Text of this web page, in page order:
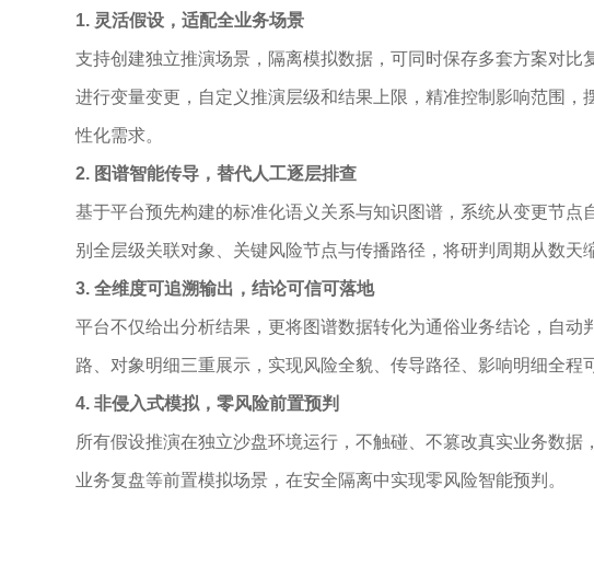
1. 灵活假设，适配全业务场景
支持创建独立推演场景，隔离模拟数据，可同时保存多套方案对
进行变量变更，自定义推演层级和结果上限，精准控制影响范围
性化需求。
2. 图谱智能传导，替代人工逐层排查
基于平台预先构建的标准化语义关系与知识图谱，系统从变更节
别全层级关联对象、关键风险节点与传播路径，将研判周期从数天
3. 全维度可追溯输出，结论可信可落地
平台不仅给出分析结果，更将图谱数据转化为通俗业务结论，自
路、对象明细三重展示，实现风险全貌、传导路径、影响明细全程
4. 非侵入式模拟，零风险前置预判
所有假设推演在独立沙盘环境运行，不触碰、不篡改真实业务数据
业务复盘等前置模拟场景，在安全隔离中实现零风险智能预判。